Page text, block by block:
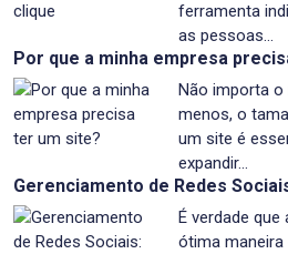
ferramenta
as pessoas…
Por que a minha empresa
Não importa
menos, o
um site é
expandir…
Gerenciamento de Redes
É verdade
ótima